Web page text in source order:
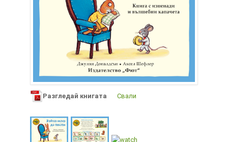
Разгледай книгата Свали